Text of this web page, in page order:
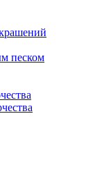
песком